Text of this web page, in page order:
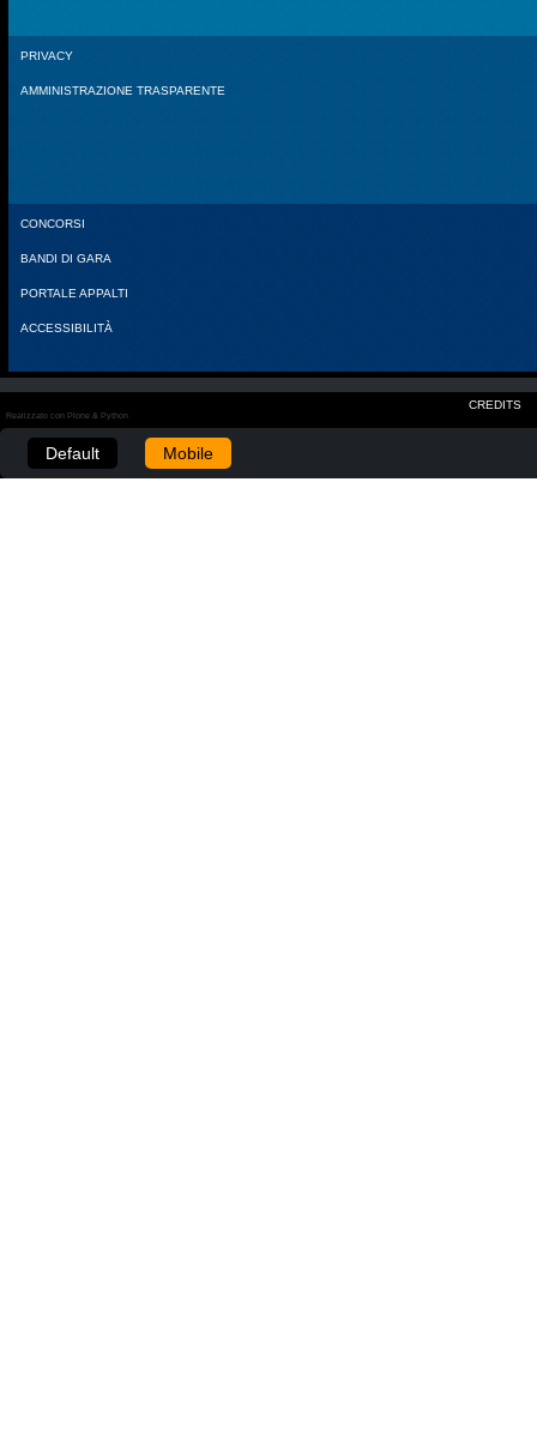
PRIVACY
AMMINISTRAZIONE TRASPARENTE
CONCORSI
BANDI DI GARA
PORTALE APPALTI
ACCESSIBILITÀ
CREDITS
Realizzato con Plone & Python
Default Mobile